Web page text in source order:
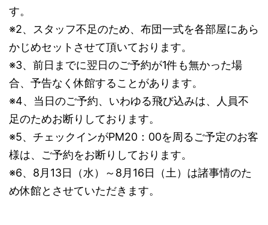
す。
※2、スタッフ不足のため、布団一式を各部屋にあら
かじめセットさせて頂いております。
※3、前日までに翌日のご予約が1件も無かった場
合、予告なく休館することがあります。
※4、当日のご予約、いわゆる飛び込みは、人員不
足のためお断りしております。
※5、チェックインがPM20：00を周るご予定のお客
様は、ご予約をお断りしております。
※6、8月13日（水）～8月16日（土）は諸事情のた
め休館とさせていただきます。